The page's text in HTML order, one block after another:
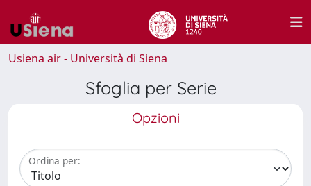
Usiena air - Università di Siena
Sfoglia per Serie
Opzioni
Ordina per: